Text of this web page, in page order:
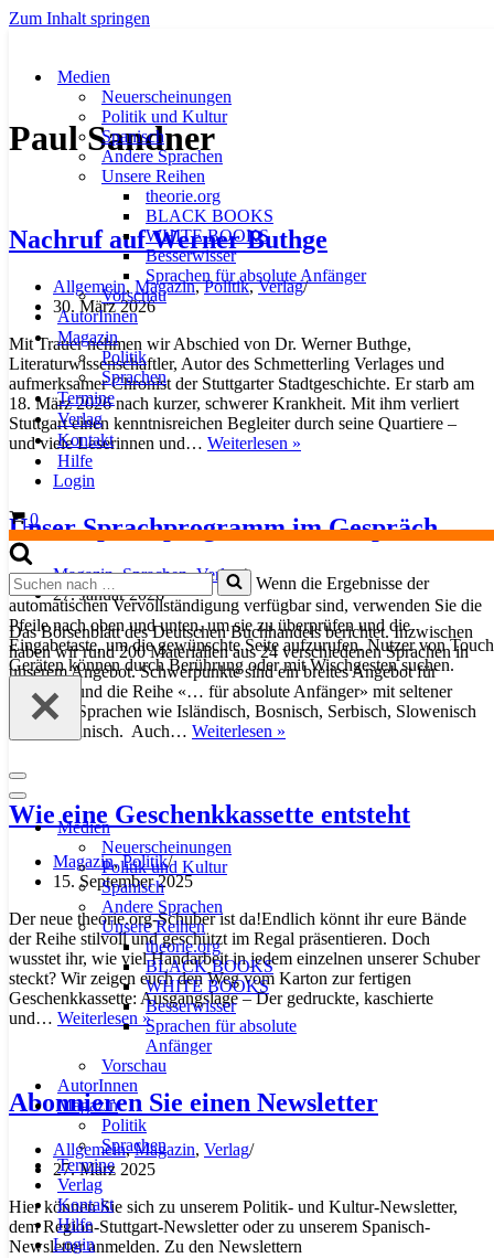
Zum Inhalt springen
Medien
Neuerscheinungen
Politik und Kultur
Spanisch
Andere Sprachen
Unsere Reihen
theorie.org
BLACK BOOKS
WHITE BOOKS
Besserwisser
Sprachen für absolute Anfänger
Vorschau
AutorInnen
Magazin
Politik
Sprachen
Termine
Verlag
Kontakt
Hilfe
Login
Warenkorb
0
Suchen
nach …
Wenn die Ergebnisse der
automatischen Vervollständigung verfügbar sind, verwenden Sie die
Pfeile nach oben und unten, um sie zu überprüfen und die
Eingabetaste, um die gewünschte Seite aufzurufen. Nutzer von
Geräten können durch Berührung oder mit Wischgesten suchen.
Navigationsmenü
Navigationsmenü
Medien
Neuerscheinungen
Politik und Kultur
Spanisch
Andere Sprachen
Unsere Reihen
theorie.org
BLACK BOOKS
WHITE BOOKS
Besserwisser
Sprachen für absolute
Anfänger
Vorschau
AutorInnen
Magazin
Politik
Sprachen
Termine
Verlag
Kontakt
Hilfe
Login
Paul Sandner
Nachruf auf Werner Buthge
Allgemein, Magazin,Politik,Verlag
30. März 2026
Mit Trauer nehmen wir Abschied von Dr. Werner Buthge,
Literaturwissenschaftler, Autor des Schmetterling Verlages und
aufmerksamer Chronist der Stuttgarter Stadtgeschichte. Er starb am
18. März 2026 nach kurzer, schwerer Krankheit. Mit ihm verliert
Stuttgart einen kenntnisreichen Begleiter durch seine Quartiere –
und viele Leserinnen und… Weiterlesen »
Unser Sprachprogramm im Gespräch
Magazin,Sprachen,Verlag
27. Januar 2026
Das Börsenblatt des Deutschen Buchhandels berichtet. Inzwischen
haben wir rund 200 Materialien aus 24 verschiedenen Sprachen in
unserem Angebot. Schwerpunkte sind ein breites Angebot für
Spanisch und die Reihe «… für absolute Anfänger» mit seltener
gelernten Sprachen wie Isländisch, Bosnisch, Serbisch, Slowenisch
und Koreanisch. Auch… Weiterlesen »
Wie eine Geschenkkassette entsteht
Magazin,Politik
15. September 2025
Der neue theorie.org-Schuber ist da!Endlich könnt ihr eure Bände
der Reihe stilvoll und geschützt im Regal präsentieren. Doch
wusstet ihr, wie viel Handarbeit in jedem einzelnen unserer Schuber
steckt? Wir zeigen euch den Weg vom Karton zur fertigen
Geschenkkassette: Ausgangslage – Der gedruckte, kaschierte
und… Weiterlesen »Wie
eine
Geschenkkassette
entsteht
Abonnieren Sie einen Newsletter
Allgemein,Magazin, Verlag
27. März 2025
Hier können Sie sich zu unserem Politik- und Kultur-Newsletter,
dem Region-Stuttgart-Newsletter oder zu unserem Spanisch-
Newsletter anmelden. Zu den Newslettern